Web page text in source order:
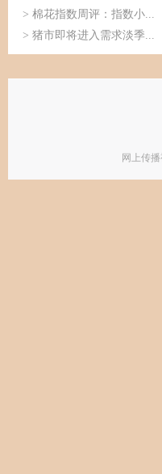
> 棉花指数周评：指数小...
> 猪市即将进入需求淡季...
网上传